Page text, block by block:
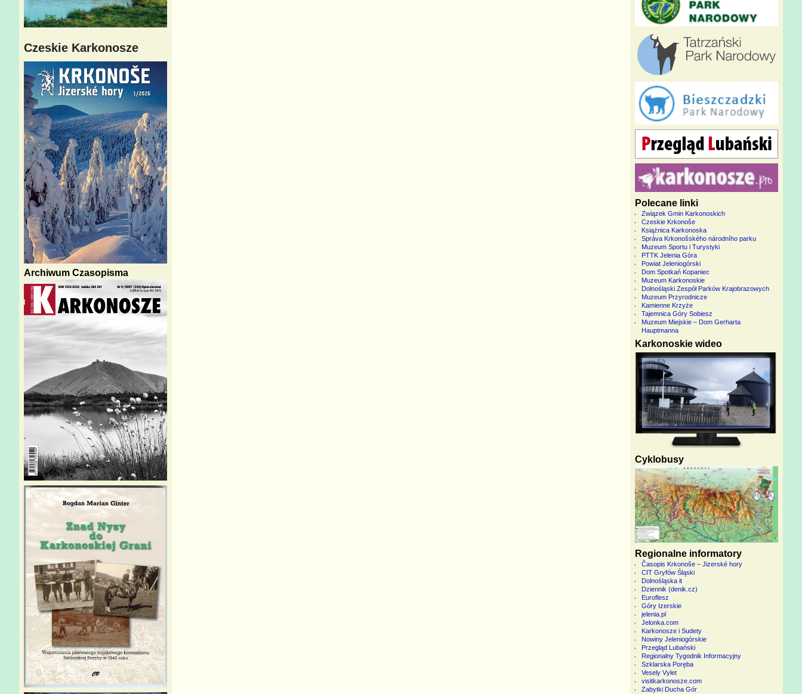
Czeskie Karkonosze
Archiwum Czasopisma
Polecane linki
Związek Gmin Karkonoskich
Czeskie Krkonoše
Książnica Karkonoska
Správa Krkonošského národního parku
Muzeum Sportu i Turystyki
PTTK Jelenia Góra
Powiat Jeleniogórski
Dom Spotkań Kopaniec
Muzeum Karkonoskie
Dolnośląski Zespół Parków Krajobrazowych
Muzeum Przyrodnicze
Kamienne Krzyże
Tajemnica Góry Sobiesz
Muzeum Miejskie – Dom Gerharta
Hauptmanna
Karkonoskie wideo
Cyklobusy
Regionalne informatory
Časopis Krkonoše – Jizerské hory
CIT Gryfów Śląski
Dolnośląska it
Dziennik (denik.cz)
Euroflesz
Góry Izerskie
jelenia.pl
Jelonka.com
Karkonosze i Sudety
Nowiny Jeleniogórskie
Przegląd Lubański
Regionalny Tygodnik Informacyjny
Szklarska Poręba
Vesely Vylet
visitkarkonosze.com
Zabytki Ducha Gór